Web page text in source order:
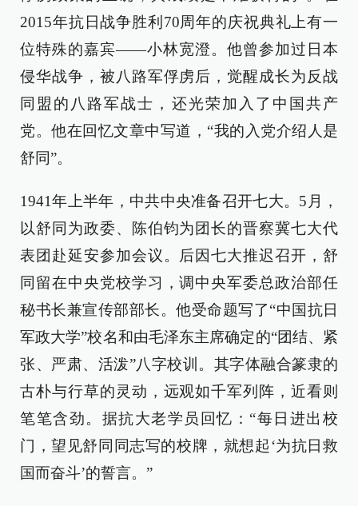
2015年抗日战争胜利70周年的庆祝典礼上有一
位特殊的嘉宾——小林宽澄。他曾参加过日本
侵华战争，被八路军俘虏后，觉醒成长为反战
同盟的八路军战士，还光荣加入了中国共产
党。他在回忆文章中写道，“我的入党介绍人是
舒同”。
1941年上半年，中共中央准备召开七大。5月，
以舒同为政委、陈伯钧为团长的晋察冀七大代
表团赴延安参加会议。后因七大推迟召开，舒
同留在中央党校学习，调中央军委总政治部任
秘书长兼宣传部部长。他受命题写了“中国抗日
军政大学”校名和由毛泽东主席确定的“团结、紧
张、严肃、活泼”八字校训。其字体融合篆隶的
古朴与行草的灵动，远观如千军列阵，近看则
笔笔含劲。据抗大老学员回忆：“每日进出校
门，望见舒同同志写的校牌，就想起‘为抗日救
国而奋斗’的誓言。”